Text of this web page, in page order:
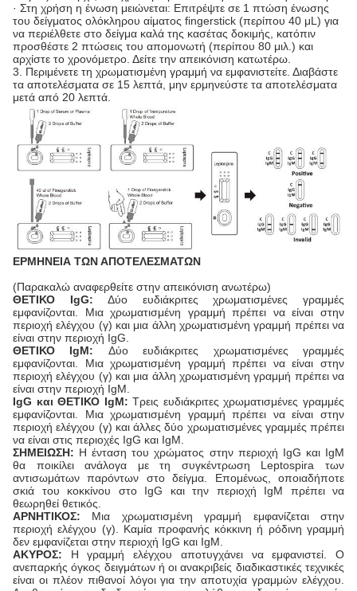
· Στη χρήση η ένωση μειώνεται: Επιτρέψτε σε 1 πτώση ένωσης
του δείγματος ολόκληρου αίματος fingerstick (περίπου 40 μL) για
να περιέλθετε στο δείγμα καλά της κασέτας δοκιμής, κατόπιν
προσθέστε 2 πτώσεις του απομονωτή (περίπου 80 μιλ.) και
αρχίστε το χρονόμετρο. Δείτε την απεικόνιση κατωτέρω.
3. Περιμένετε τη χρωματισμένη γραμμή να εμφανιστείτε. Διαβάστε
τα αποτελέσματα σε 15 λεπτά, μην ερμηνεύστε τα αποτελέσματα
μετά από 20 λεπτά.
ΕΡΜΗΝΕΙΑ ΤΩΝ ΑΠΟΤΕΛΕΣΜΑΤΩΝ
(Παρακαλώ αναφερθείτε στην απεικόνιση ανωτέρω)
ΘΕΤΙΚΟ IgG: Δύο ευδιάκριτες χρωματισμένες γραμμές
εμφανίζονται. Μια χρωματισμένη γραμμή πρέπει να είναι στην
περιοχή ελέγχου (γ) και μια άλλη χρωματισμένη γραμμή πρέπει να
είναι στην περιοχή IgG.
ΘΕΤΙΚΟ IgM: Δύο ευδιάκριτες χρωματισμένες γραμμές
εμφανίζονται. Μια χρωματισμένη γραμμή πρέπει να είναι στην
περιοχή ελέγχου (γ) και μια άλλη χρωματισμένη γραμμή πρέπει να
είναι στην περιοχή IgM.
IgG και ΘΕΤΙΚΟ IgM: Τρεις ευδιάκριτες χρωματισμένες γραμμές
εμφανίζονται. Μια χρωματισμένη γραμμή πρέπει να είναι στην
περιοχή ελέγχου (γ) και άλλες δύο χρωματισμένες γραμμές πρέπει
να είναι στις περιοχές IgG και IgM.
ΣΗΜΕΙΩΣΗ: Η ένταση του χρώματος στην περιοχή IgG και IgM
θα ποικίλει ανάλογα με τη συγκέντρωση Leptospira των
αντισωμάτων παρόντων στο δείγμα. Επομένως, οποιαδήποτε
σκιά του κοκκίνου στο IgG και την περιοχή IgM πρέπει να
θεωρηθεί θετικός.
ΑΡΝΗΤΙΚΟΣ: Μια χρωματισμένη γραμμή εμφανίζεται στην
περιοχή ελέγχου (γ). Καμία προφανής κόκκινη ή ρόδινη γραμμή
δεν εμφανίζεται στην περιοχή IgG και IgM.
ΑΚΥΡΟΣ: Η γραμμή ελέγχου αποτυγχάνει να εμφανιστεί. Ο
ανεπαρκής όγκος δειγμάτων ή οι ανακριβείς διαδικαστικές τεχνικές
είναι οι πλέον πιθανοί λόγοι για την αποτυχία γραμμών ελέγχου.